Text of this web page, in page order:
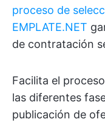
proceso de
EMPLATE.NET
de contratación
Facilita el
las diferentes
publicación de